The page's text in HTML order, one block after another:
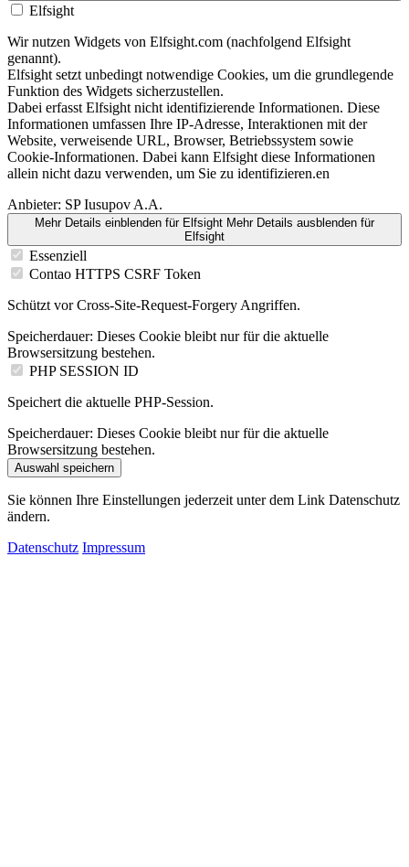
Elfsight
Wir nutzen Widgets von Elfsight.com (nachfolgend Elfsight
genannt).
Elfsight setzt unbedingt notwendige Cookies, um die grundlegende
Funktion des Widgets sicherzustellen.
Dabei erfasst Elfsight nicht identifizierende Informationen. Diese
Informationen umfassen Ihre IP-Adresse, Interaktionen mit der
Website, verweisende URL, Browser, Betriebssystem sowie
Cookie-Informationen. Dabei kann Elfsight diese Informationen
allein nicht dazu verwenden, um Sie zu identifizieren.en
Anbieter: SP Iusupov A.A.
Mehr Details einblenden für Elfsight Mehr Details ausblenden für
Elfsight
Essenziell
Contao HTTPS CSRF Token
Schützt vor Cross-Site-Request-Forgery Angriffen.
Speicherdauer: Dieses Cookie bleibt nur für die aktuelle
Browsersitzung bestehen.
PHP SESSION ID
Speichert die aktuelle PHP-Session.
Speicherdauer: Dieses Cookie bleibt nur für die aktuelle
Browsersitzung bestehen.
Auswahl speichern
Sie können Ihre Einstellungen jederzeit unter dem Link Datenschutz
ändern.
Datenschutz Impressum